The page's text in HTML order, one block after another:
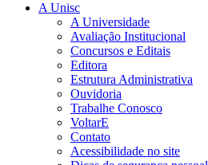
A Unisc
A Universidade
Avaliação Institucional
Concursos e Editais
Editora
Estrutura Administrativa
Ouvidoria
Trabalhe Conosco
VoltarE
Contato
Acessibilidade no site